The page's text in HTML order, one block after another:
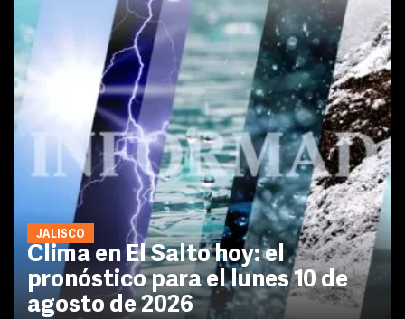
JALISCO
Clima en El Salto hoy: el
pronóstico para el lunes 10 de
agosto de 2026